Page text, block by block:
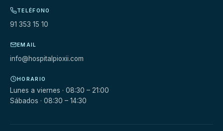
TELÉFONO
91 353 15 10
EMAIL
info@hospitalpioxii.com
HORARIO
Lunes a viernes · 08:30 – 21:00
Sábados · 08:30 – 14:30